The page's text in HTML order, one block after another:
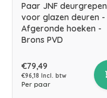
Paar JNF deurgrepen
voor glazen deuren -
Afgeronde hoeken -
Brons PVD
€79,49
€96,18 Incl. btw
Per paar